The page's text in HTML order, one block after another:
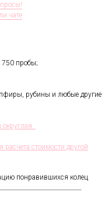
чате
750 пробы;
рубины и любые другие
стоимости другой
понравившихся колец